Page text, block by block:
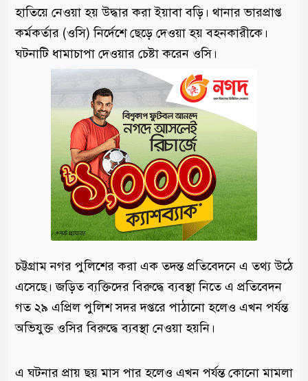
হাতিয়ে নেওয়া হয় উদ্ধার করা ইয়াবা বড়ি। থানার ভারপ্রাপ্ত
কর্মকর্তার (ওসি) নির্দেশে ছেড়ে দেওয়া হয় বহনকারীকে।
ঘটনাটি ধামাচাপা দেওয়ার চেষ্টা করেন ওসি।
চট্টগ্রাম নগর পুলিশের করা এক তদন্ত প্রতিবেদনে এ তথ্য উঠে
এসেছে। জড়িত ব্যক্তিদের বিরুদ্ধে ব্যবস্থা নিতে এ প্রতিবেদন
গত ২৯ এপ্রিল পুলিশ সদর দপ্তরে পাঠানো হলেও এখন পর্যন্ত
অভিযুক্ত ওসির বিরুদ্ধে ব্যবস্থা নেওয়া হয়নি।
এ ঘটনার প্রায় ছয় মাস পার হলেও এখন পর্যন্ত কোনো মামলা